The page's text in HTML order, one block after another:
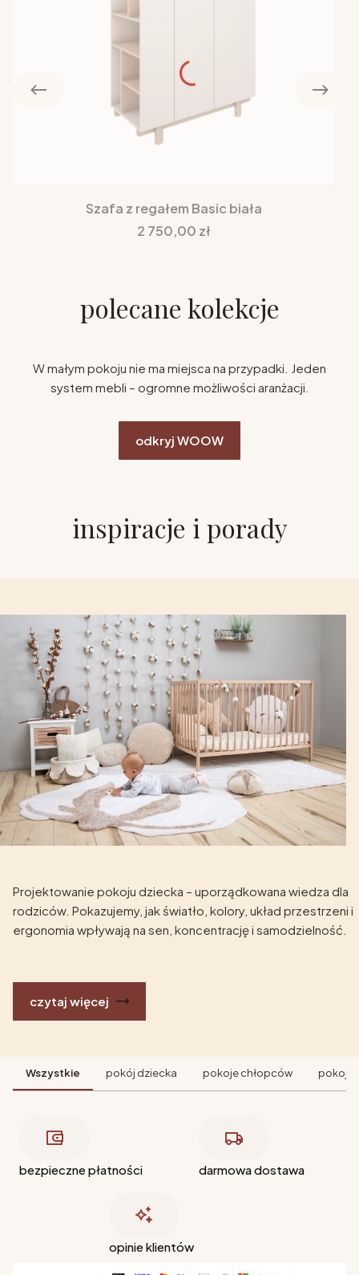
Szafa z regałem Basic biała
Cena
2 750,00 zł
polecane kolekcje
W małym pokoju nie ma miejsca na przypadki. Jeden
system mebli – ogromne możliwości aranżacji.
odkryj WOOW
inspiracje i porady
Projektowanie pokoju dziecka – uporządkowana wiedza dla
rodziców. Pokazujemy, jak światło, kolory, układ przestrzeni i
ergonomia wpływają na sen, koncentrację i samodzielność.
czytaj więcej
Wszystkie pokój dziecka pokoje chłopców pokoje
bezpieczne płatności darmowa dostawa
opinie klientów